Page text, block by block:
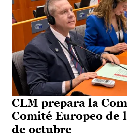
CLM prepara la
Comité Europeo de
de octubre